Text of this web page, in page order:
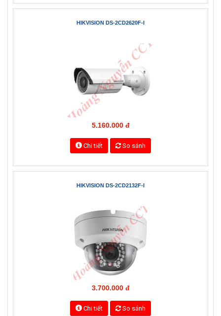
Chi tiết So sánh
HIKVISION DS-2CD2620F-I
5.160.000 đ
Chi tiết So sánh
HIKVISION DS-2CD2132F-I